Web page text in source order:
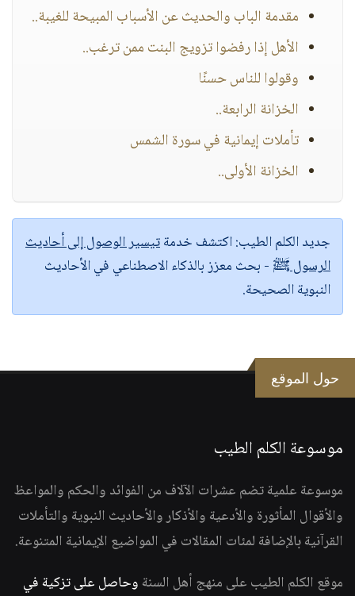
مقدمة الباب والحديث عن الأسباب المبيحة للغيبة..
الأهل إذا رفضوا تزويج البنت ممن ترغب..
وقولوا للناس حسنًا
الخزانة الرابعة..
تأملات إيمانية في سورة الشمس
الخزانة الأولى..
جديد الكلم الطيب:اكتشف خدمةتيسير الوصول إلى أحاديث
الرسول ﷺ - بحث معزز بالذكاء الاصطناعي في الأحاديث
النبوية الصحيحة.
حول الموقع
موسوعة الكلم الطيب
موسوعة علمية تضم عشرات الآلاف من الفوائد والحكم والمواعظ
والأقوال المأثورة والأدعية والأذكار والأحاديث النبوية والتأملات
القرآنية بالإضافة لمئات المقالات في المواضيع الإيمانية المتنوعة.
موقع الكلم الطيب على منهج أهل السنة وحاصل على تزكية في